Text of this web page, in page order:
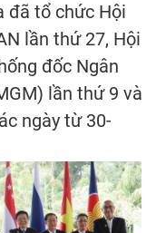
đã tổ chức Hội
lần thứ 27, Hội
đốc Ngân
lần thứ 9 và
ngày từ 30-